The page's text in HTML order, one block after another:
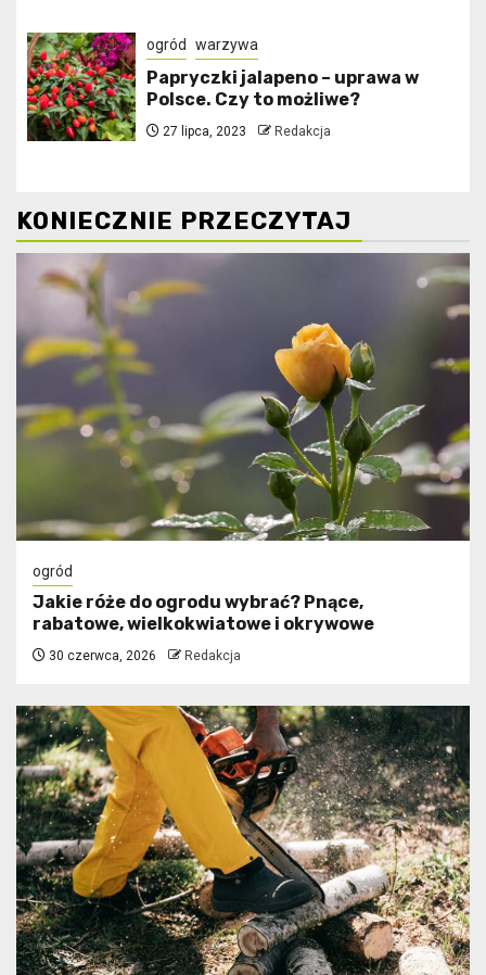
ogród warzywa
Papryczki jalapeno – uprawa w
Polsce. Czy to możliwe?
27 lipca, 2023 Redakcja
KONIECZNIE PRZECZYTAJ
ogród
Jakie róże do ogrodu wybrać? Pnące,
rabatowe, wielkokwiatowe i okrywowe
30 czerwca, 2026 Redakcja